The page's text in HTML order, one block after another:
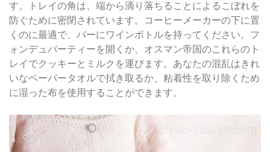
す。トレイの角は、端から滴り落ちることによるこぼれを
防ぐために密閉されています。コーヒーメーカーの下に置
くのに最適で、バーにワインボトルを持ってください。フ
ォンデュパーティーを開くか、オスマン帝国のこれらのト
レイでクッキーとミルクを運びます。あなたの混乱はきれ
いなペーパータオルで拭き取るか、粘着性を取り除くため
に湿った布を使用することができます。